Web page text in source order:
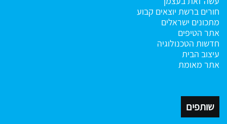
חורים ברשת יוצאים קבוע
מתכונים ישראלים
אתר הטיפים
חדשות הטכנולוגיה
עיצוב הבית
אתר מאומת
שותפים